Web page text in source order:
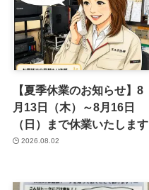
【夏季休業のお知らせ】8
月13日（木）～8月16日
（日）まで休業いたします
2026.08.02